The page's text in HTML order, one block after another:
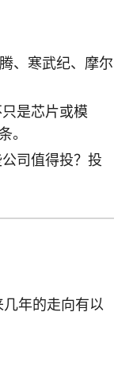
、寒武纪、摩尔
只是芯片或模
。
司值得投？投
年的走向有以